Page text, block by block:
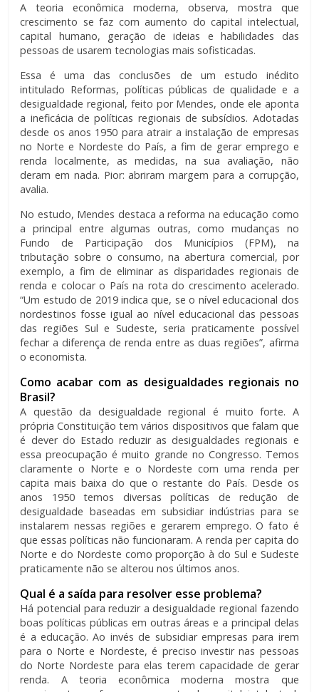
A teoria econômica moderna, observa, mostra que
crescimento se faz com aumento do capital intelectual,
capital humano, geração de ideias e habilidades das
pessoas de usarem tecnologias mais sofisticadas.
Essa é uma das conclusões de um estudo inédito
intitulado Reformas, políticas públicas de qualidade e a
desigualdade regional, feito por Mendes, onde ele aponta
a ineficácia de políticas regionais de subsídios. Adotadas
desde os anos 1950 para atrair a instalação de empresas
no Norte e Nordeste do País, a fim de gerar emprego e
renda localmente, as medidas, na sua avaliação, não
deram em nada. Pior: abriram margem para a corrupção,
avalia.
No estudo, Mendes destaca a reforma na educação como
a principal entre algumas outras, como mudanças no
Fundo de Participação dos Municípios (FPM), na
tributação sobre o consumo, na abertura comercial, por
exemplo, a fim de eliminar as disparidades regionais de
renda e colocar o País na rota do crescimento acelerado.
“Um estudo de 2019 indica que, se o nível educacional dos
nordestinos fosse igual ao nível educacional das pessoas
das regiões Sul e Sudeste, seria praticamente possível
fechar a diferença de renda entre as duas regiões”, afirma
o economista.
Como acabar com as desigualdades regionais no
Brasil?
A questão da desigualdade regional é muito forte. A
própria Constituição tem vários dispositivos que falam que
é dever do Estado reduzir as desigualdades regionais e
essa preocupação é muito grande no Congresso. Temos
claramente o Norte e o Nordeste com uma renda per
capita mais baixa do que o restante do País. Desde os
anos 1950 temos diversas políticas de redução de
desigualdade baseadas em subsidiar indústrias para se
instalarem nessas regiões e gerarem emprego. O fato é
que essas políticas não funcionaram. A renda per capita do
Norte e do Nordeste como proporção à do Sul e Sudeste
praticamente não se alterou nos últimos anos.
Qual é a saída para resolver esse problema?
Há potencial para reduzir a desigualdade regional fazendo
boas políticas públicas em outras áreas e a principal delas
é a educação. Ao invés de subsidiar empresas para irem
para o Norte e Nordeste, é preciso investir nas pessoas
do Norte Nordeste para elas terem capacidade de gerar
renda. A teoria econômica moderna mostra que